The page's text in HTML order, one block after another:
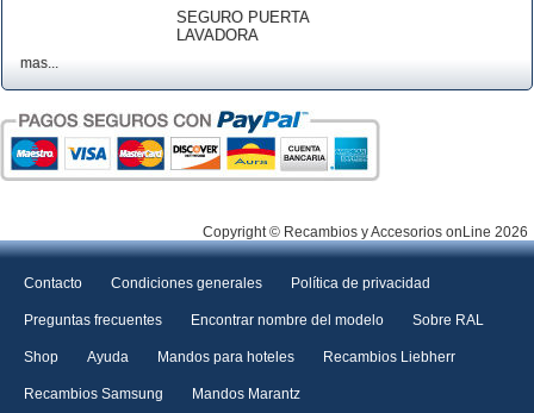
SEGURO PUERTA
LAVADORA
mas...
Copyright © Recambios y Accesorios onLine 2026
Contacto Condiciones generales Política de privacidad
Preguntas frecuentes Encontrar nombre del modelo Sobre RAL
Shop Ayuda Mandos para hoteles Recambios Liebherr
Recambios Samsung Mandos Marantz